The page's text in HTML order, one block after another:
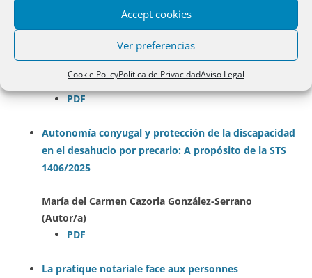
Accept cookies
Ver preferencias
Cookie PolicyPolítica de PrivacidadAviso Legal
El legitimario en situación de discapacidad como
titular del derecho de habitación tras la Ley 8/2021.
Análisis de la reforma
Belén del Pozo Sierra (Autor/a)
PDF
Autonomía conyugal y protección de la discapacidad
en el desahucio por precario: A propósito de la STS
1406/2025
María del Carmen Cazorla González-Serrano
(Autor/a)
PDF
La pratique notariale face aux personnes